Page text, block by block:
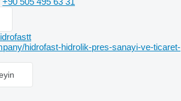
hidrofast-hidrolik-pres-sanayi-ve-ticaret-